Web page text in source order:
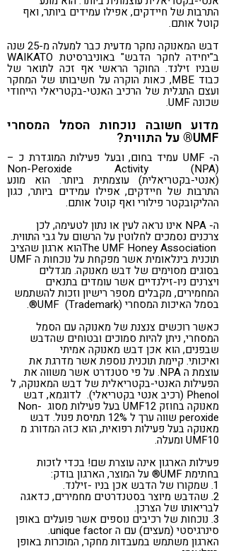
התרבות של חיידקים, אפילו עמידים ביותר, ואף
קוטל אותם.
דבש המאנוקה נחקר מדעית כבר למעלה מ-25 שנה
ב"יחידה לחקר הדבש" באוניברסיטת WAIKATO
שבניו זילנד. החוקר הראשי אף זכה לתואר של
כבוד MBE, כאות הוקרה על חשיבותו של המחקר
ועצם התגלית של הרכיב האנטי-בקטריאלי הייחודי
שכונה UMF.
מדוע חשובה נוכחות הסמל המסחרי
UMF® על התווית?
ה- UMF עמיד בחום, ובעל פעילות המוגדרת כ –
(NPA) Non-Peroxide Activity
(אנטי-בקטריאלית) עוצמתית ביותר. הוא מונע
התרבות של חיידקים, אפילו עמידים ביותר, כגון
ההליקובקטר פילורי ואף קוטל אותם.
ה- NPA אינו נראה לעין או נתון לטעימה, לכן
צרכנים נסמכים לחלוטין על הרשום על גבי התווית.
The UMF Honey Associationהוא ארגון שהציב
תוכנית בינלאומית אשר מפקחת על נוכחות ה UMF
בסוגים מסוימים של דבש מאנוקה. מגדלים
ויצרנים ניו-זילנדיים אשר עומדים בתנאים
המחמירים, מקבלים מספר רישיון וזכות להשתמש
בסמל האיכות המסחרי (Trademark) UMF®.
כאשר רוכשים צנצנת של מאנוקה עם הסמל
המסחרי, ניתן להיות סמוכים ובטוחים שהדבש
שבפנים, הוא אכן דבש מאנוקה אמיתי
ואיכותי. קיימת תוכנית נוספת אשר מדרגת את
עוצמת ה NPA. על פי סטנדרט אשר משווה את
הפעילות האנטי-בקטריאלית של דבש המאנוקה, ל
Phenol (רכיב אנטי בקטריאלי). לדוגמא, דבש
מאנוקה בחוזק UMF12 בעל פעילות מסוג Non-
peroxide שווה ערך ל 12% תמיסת פנול. דבש
מאנוקה בעל פעילות רפואית, הוא כזה המדורג מ
UMF10 ומעלה.
פעילות הארגון אינה עוצרת שם! בכדי לזכות
בחתימת UMF® על המוצר, הארגון בודק:
1. שמקורו של הדבש אכן בניו -זילנד.
2. שהדבש מיוצר בסטנדרטים מחמירים, כדאגה
לבריאותו של הצרכן.
3. נוכחות של רכיבים נוספים אשר פועלים באופן
סינרגיסטי (מעצים) עם ה unique factor.
הארגון משתמש במעבדות מחקר, המוכרות באופן